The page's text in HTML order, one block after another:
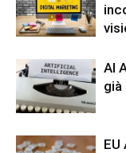
AI
già